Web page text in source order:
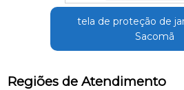
tela de proteção de
Sacomã
Regiões de Atendimento